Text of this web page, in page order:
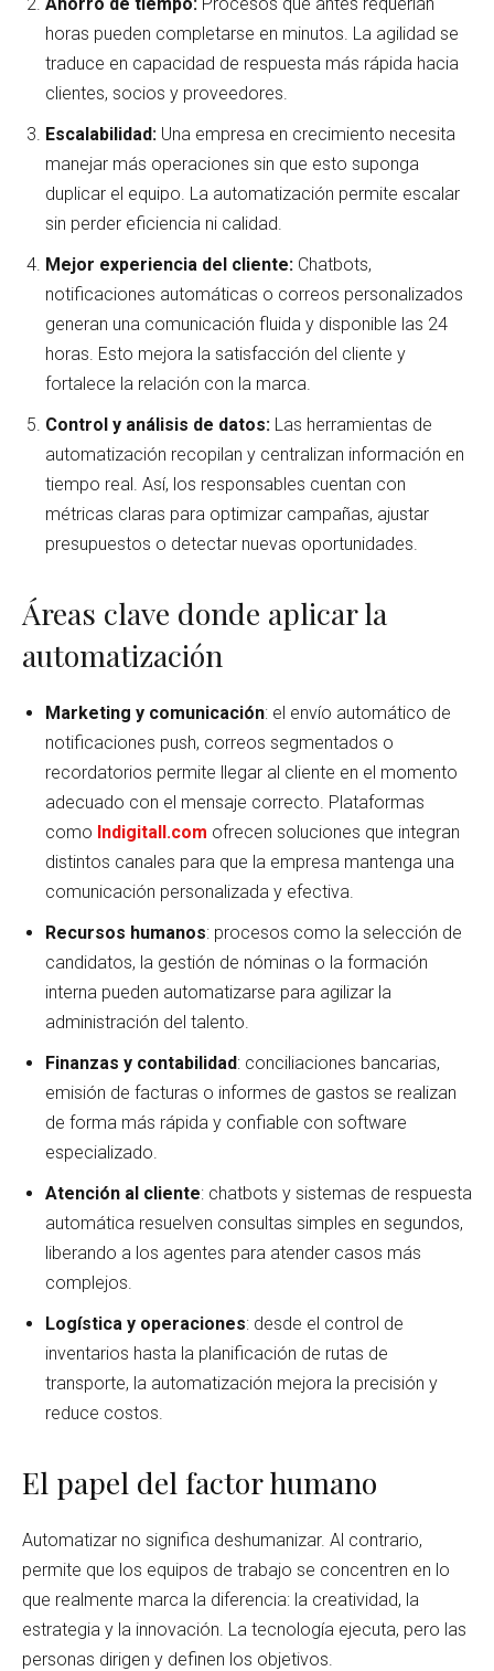
horas pueden completarse en minutos. La agilidad se
traduce en capacidad de respuesta más rápida hacia
clientes, socios y proveedores.
Escalabilidad: Una empresa en crecimiento necesita
manejar más operaciones sin que esto suponga
duplicar el equipo. La automatización permite escalar
sin perder eficiencia ni calidad.
Mejor experiencia del cliente: Chatbots,
notificaciones automáticas o correos personalizados
generan una comunicación fluida y disponible las 24
horas. Esto mejora la satisfacción del cliente y
fortalece la relación con la marca.
Control y análisis de datos: Las herramientas de
automatización recopilan y centralizan información en
tiempo real. Así, los responsables cuentan con
métricas claras para optimizar campañas, ajustar
presupuestos o detectar nuevas oportunidades.
Áreas clave donde aplicar la
automatización
Marketing y comunicación: el envío automático de
notificaciones push, correos segmentados o
recordatorios permite llegar al cliente en el momento
adecuado con el mensaje correcto. Plataformas
como Indigitall.com ofrecen soluciones que integran
distintos canales para que la empresa mantenga una
comunicación personalizada y efectiva.
Recursos humanos: procesos como la selección de
candidatos, la gestión de nóminas o la formación
interna pueden automatizarse para agilizar la
administración del talento.
Finanzas y contabilidad: conciliaciones bancarias,
emisión de facturas o informes de gastos se realizan
de forma más rápida y confiable con software
especializado.
Atención al cliente: chatbots y sistemas de respuesta
automática resuelven consultas simples en segundos,
liberando a los agentes para atender casos más
complejos.
Logística y operaciones: desde el control de
inventarios hasta la planificación de rutas de
transporte, la automatización mejora la precisión y
reduce costos.
El papel del factor humano
Automatizar no significa deshumanizar. Al contrario,
permite que los equipos de trabajo se concentren en lo
que realmente marca la diferencia: la creatividad, la
estrategia y la innovación. La tecnología ejecuta, pero las
personas dirigen y definen los objetivos.